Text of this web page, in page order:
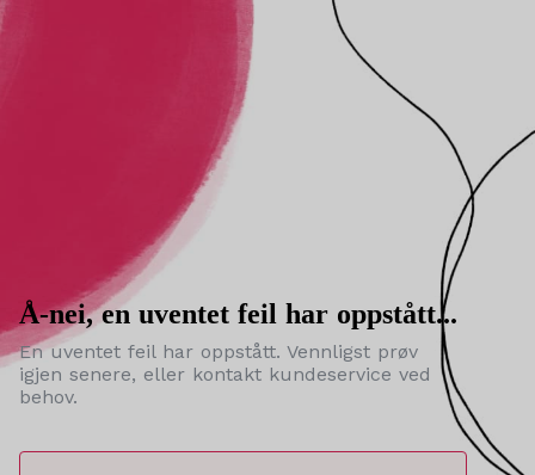
Å-nei, en uventet feil har oppstått...
En uventet feil har oppstått. Vennligst prøv
igjen senere, eller kontakt kundeservice ved
behov.